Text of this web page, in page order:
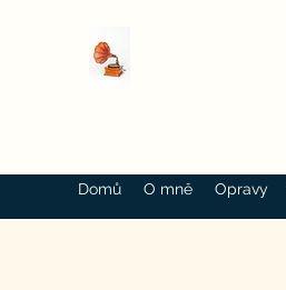
Domů O mně Opravy